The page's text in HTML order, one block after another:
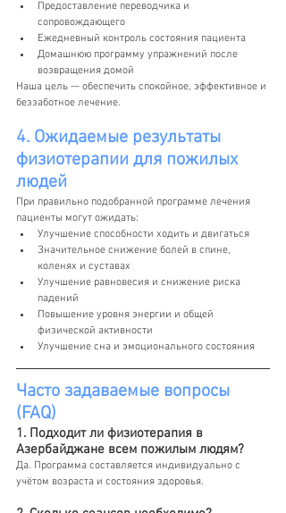
Предоставление переводчика и
сопровождающего
Ежедневный контроль состояния пациента
Домашнюю программу упражнений после
возвращения домой
Наша цель — обеспечить спокойное, эффективное и
беззаботное лечение.
4. Ожидаемые результаты
физиотерапии для пожилых
людей
При правильно подобранной программе лечения
пациенты могут ожидать:
Улучшение способности ходить и двигаться
Значительное снижение болей в спине,
коленях и суставах
Улучшение равновесия и снижение риска
падений
Повышение уровня энергии и общей
физической активности
Улучшение сна и эмоционального состояния
Часто задаваемые вопросы
(FAQ)
1. Подходит ли физиотерапия в
Азербайджане всем пожилым людям?
Да. Программа составляется индивидуально с
учётом возраста и состояния здоровья.